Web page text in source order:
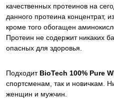
качественных протеинов на
данного протеина концентрат,
кроме того обогащен
Протеин не содержит никаких
опасных для здоровья.
Подходит BioTech 100% Pure
спортсменам, так и новичкам.
женщин и мужчин.